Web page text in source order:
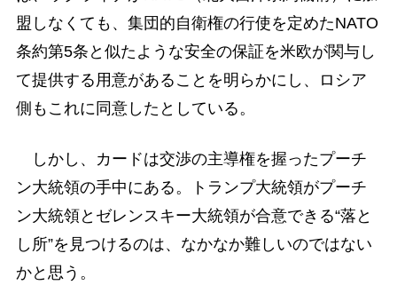
盟しなくても、集団的自衛権の行使を定めたNATO
条約第5条と似たような安全の保証を米欧が関与し
て提供する用意があることを明らかにし、ロシア
側もこれに同意したとしている。
しかし、カードは交渉の主導権を握ったプーチ
ン大統領の手中にある。トランプ大統領がプーチ
ン大統領とゼレンスキー大統領が合意できる“落と
し所”を見つけるのは、なかなか難しいのではない
かと思う。